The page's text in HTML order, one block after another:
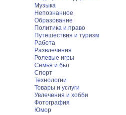
Музыка
Непознанное
Образование
Политика и право
Путешествия и туризм
Работа
Развлечения
Ролевые игры
Семья и быт
Спорт
Технологии
Товары и услуги
Увлечения и хобби
Фотография
Юмор